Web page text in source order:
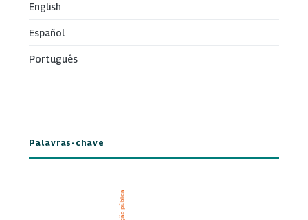
English
Español
Português
Palavras-chave